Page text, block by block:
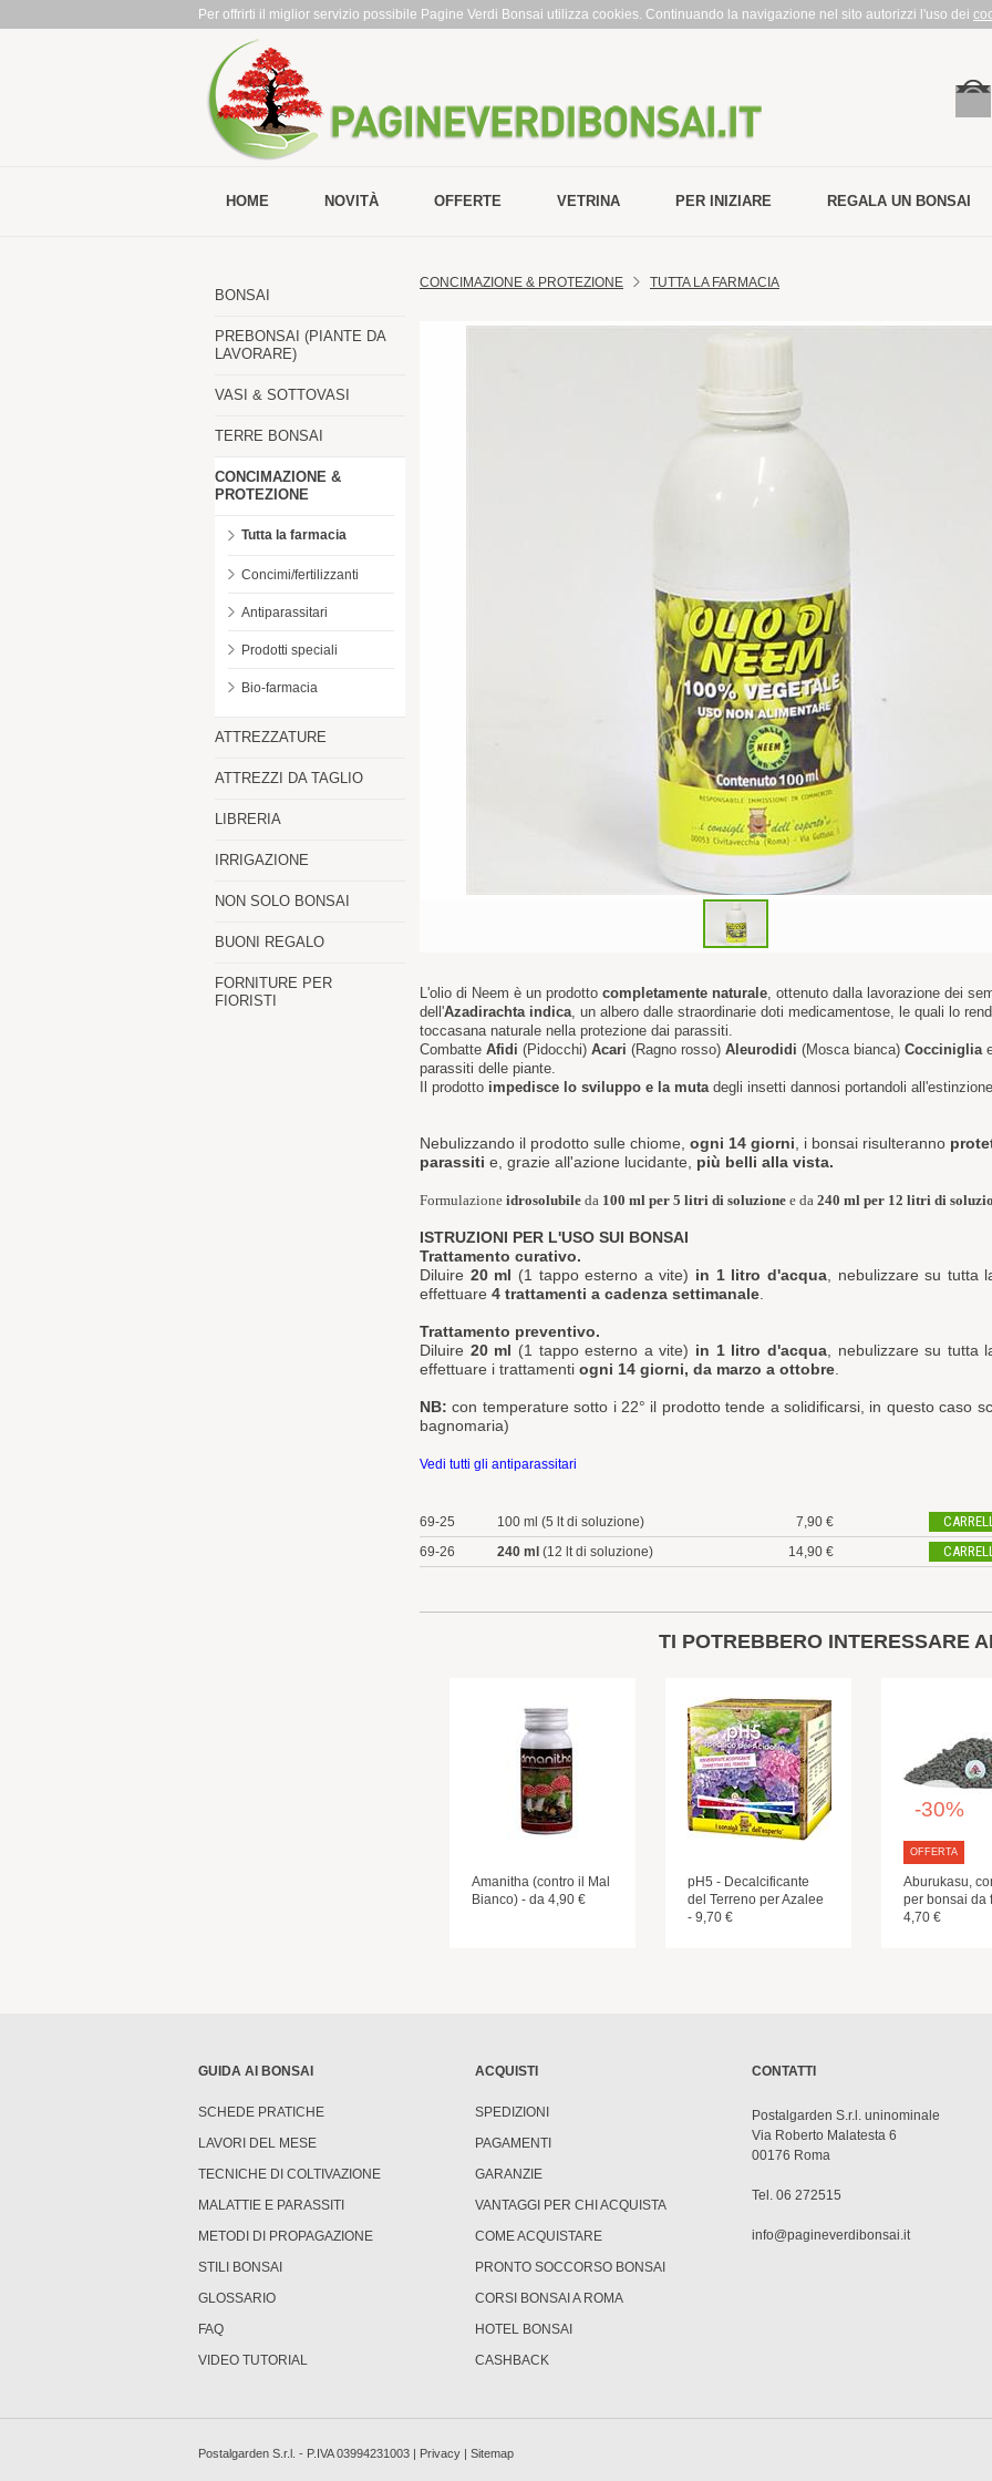
Per offrirti il miglior servizio possibile Pagine Verdi Bonsai utilizza cookies. Continuando la navigazione nel sito autorizzi l'uso dei
HOME NOVITÀ OFFERTE VETRINA PER INIZIARE REGALA UN BONSAI
BONSAI
PREBONSAI (PIANTE DA
LAVORARE)
VASI & SOTTOVASI
TERRE BONSAI
CONCIMAZIONE &
PROTEZIONE
Tutta la farmacia
Concimi/fertilizzanti
Antiparassitari
Prodotti speciali
Bio-farmacia
ATTREZZATURE
ATTREZZI DA TAGLIO
LIBRERIA
IRRIGAZIONE
NON SOLO BONSAI
BUONI REGALO
FORNITURE PER
FIORISTI
CONCIMAZIONE & PROTEZIONE TUTTA LA FARMACIA
L'olio di Neem è un prodotto completamente naturale, ottenuto dalla lavorazione dei
dell'Azadirachta indica, un albero dalle straordinarie doti medicamentose, le quali lo
toccasana naturale nella protezione dai parassiti.
Combatte Afidi (Pidocchi) Acari (Ragno rosso) Aleurodidi (Mosca bianca) Cocciniglia
parassiti delle piante.
Il prodotto impedisce lo sviluppo e la mutadegli insetti dannosi portandoli
Nebulizzando il prodotto sulle chiome, ogni 14 giorni , i bonsai risulteranno
parassiti e, grazie all'azione lucidante, più belli alla vista.
Formulazione idrosolubile da 100 ml per 5 litri di soluzione e da 240 ml per 12 litri di
ISTRUZIONI PER L'USO SUI BONSAI
Trattamento curativo.
Diluire 20 ml (1 tappo esterno a vite) in 1 litro d'acqua, nebulizzare su tutta
effettuare 4 trattamenti a cadenza settimanale
Trattamento preventivo.
Diluire 20 ml (1 tappo esterno a vite) in 1 litro d'acqua, nebulizzare su tutta
effettuare i trattamenti ogni 14 giorni, da marzo a ottobre
NB:con temperature sotto i 22° il prodotto tende a solidificarsi, in questo caso
bagnomaria)
Vedi tutti gli antiparassitari
69-25 100 ml (5 lt di soluzione) 7,90 €
69-26 240 ml (12 lt di soluzione) 14,90 €
TI POTREBBERO INTERESSARE
Amanitha (contro il Mal
Bianco) - da 4,90 €
pH5 - Decalcificante
del Terreno per Azalee
- 9,70 €
OFFERTA
-30%
Aburukasu,
per bonsai da
4,70 €
GUIDA AI BONSAI
SCHEDE PRATICHE
LAVORI DEL MESE
TECNICHE DI COLTIVAZIONE
MALATTIE E PARASSITI
METODI DI PROPAGAZIONE
STILI BONSAI
GLOSSARIO
FAQ
VIDEO TUTORIAL
ACQUISTI
SPEDIZIONI
PAGAMENTI
GARANZIE
VANTAGGI PER CHI ACQUISTA
COME ACQUISTARE
PRONTO SOCCORSO BONSAI
CORSI BONSAI A ROMA
HOTEL BONSAI
CASHBACK
CONTATTI
Postalgarden S.r.l. uninominale
Via Roberto Malatesta 6
00176 Roma
Tel. 06 272515
info@pagineverdibonsai.it
Postalgarden S.r.l. - P.IVA 03994231003 | Privacy | Sitemap